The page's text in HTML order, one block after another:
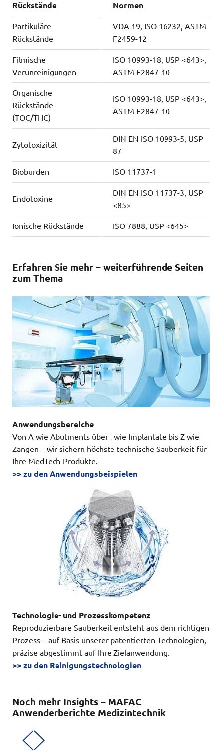
Rückstände Normen
Partikuläre
Rückstände
VDA 19, ISO 16232, ASTM
F2459-12
Filmische
Verunreinigungen
ISO 10993-18, USP <643>,
ASTM F2847-10
Organische
Rückstände
(TOC/THC)
ISO 10993-18, USP <643>,
ASTM F2847-10
Zytotoxizität
DIN EN ISO 10993-5, USP
87
Bioburden ISO 11737-1
Endotoxine
DIN EN ISO 11737-3, USP
<85>
Ionische Rückstände ISO 7888, USP <645>
Erfahren Sie mehr – weiterführende Seiten
zum Thema
Anwendungsbereiche
Von A wie Abutments über I wie Implantate bis Z wie
Zangen – wir sichern höchste technische Sauberkeit für
Ihre MedTech-Produkte.
>> zu den Anwendungsbeispielen
Technologie- und Prozesskompetenz
Reproduzierbare Sauberkeit entsteht aus dem richtigen
Prozess – auf Basis unserer patentierten Technologien,
präzise abgestimmt auf Ihre Zielanwendung.
>> zu den Reinigungstechnologien
Noch mehr Insights – MAFAC
Anwenderberichte Medizintechnik